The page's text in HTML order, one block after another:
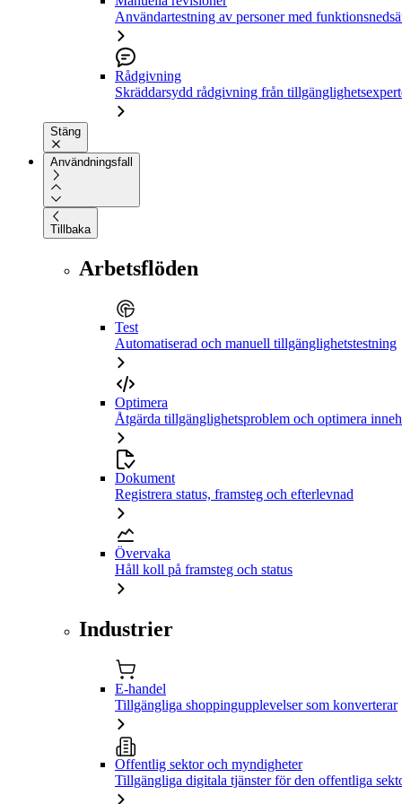
Användartestning av personer med
Rådgivning
Skräddarsydd rådgivning från
Stäng
Användningsfall
Tillbaka
Arbetsflöden
Test
Automatiserad och manuell tillgänglighetstestning
Optimera
Åtgärda tillgänglighetsproblem och optimera
Dokument
Registrera status, framsteg och efterlevnad
Övervaka
Håll koll på framsteg och status
Industrier
E-handel
Tillgängliga shoppingupplevelser som konverterar
Offentlig sektor och myndigheter
Tillgängliga digitala tjänster för den offentliga